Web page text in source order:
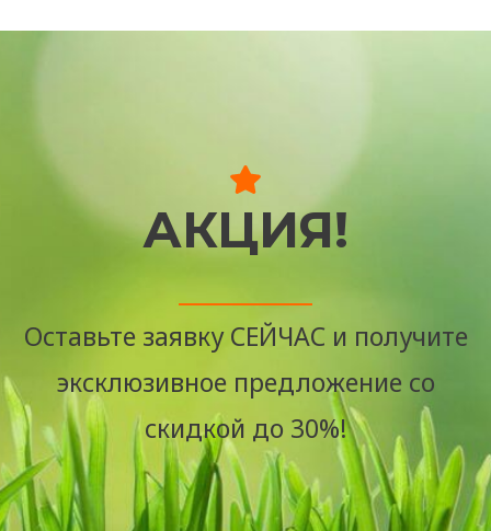
АКЦИЯ!
Оставьте заявку СЕЙЧАС и получите
эксклюзивное предложение со
скидкой до 30%!